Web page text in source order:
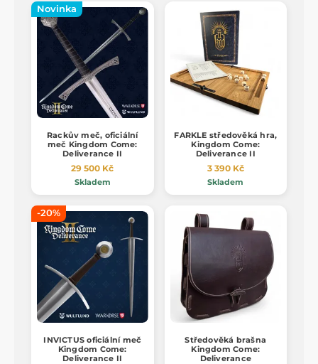
Novinka
Rackův meč, oficiální
meč Kingdom Come:
Deliverance II
29 500 Kč
Skladem
FARKLE středověká hra,
Kingdom Come:
Deliverance II
3 390 Kč
Skladem
-20%
INVICTUS oficiální meč
Kingdom Come:
Deliverance II
Středověká brašna
Kingdom Come:
Deliverance